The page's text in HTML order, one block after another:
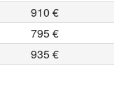
910 €
795 €
935 €